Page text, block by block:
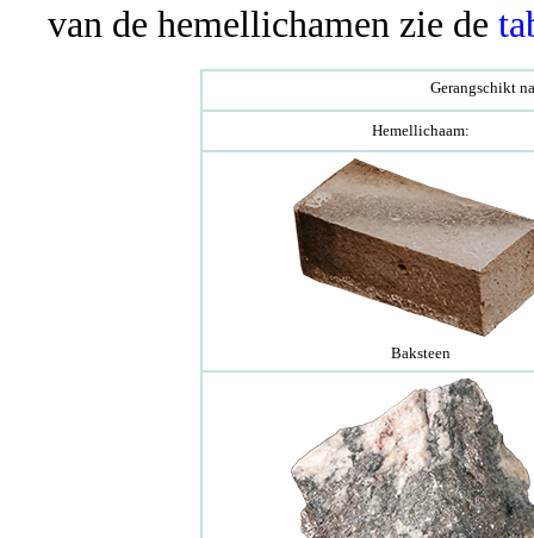
van de hemellichamen zie de
Gerangschikt
Hemellichaam:
Baksteen